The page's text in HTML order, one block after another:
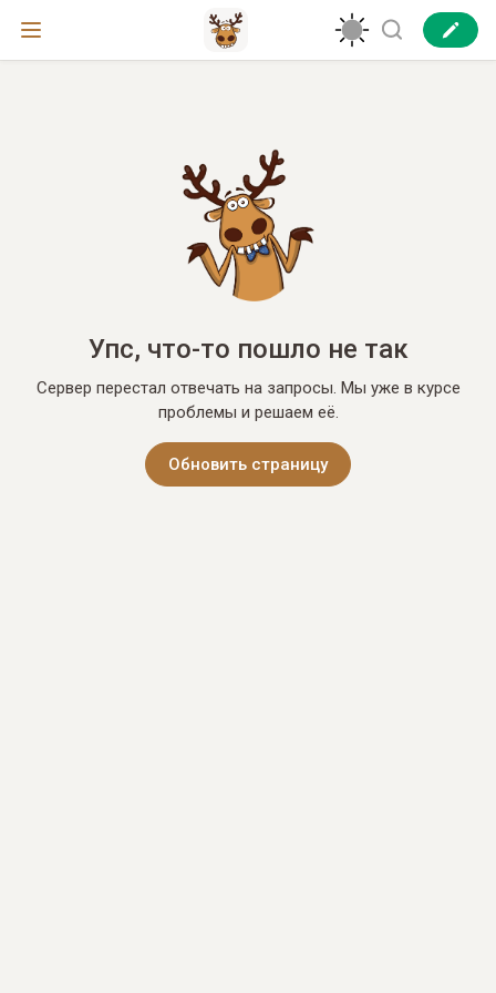
Упс, что-то пошло не так
Сервер перестал отвечать на запросы. Мы уже в курсе
проблемы и решаем её.
Обновить страницу